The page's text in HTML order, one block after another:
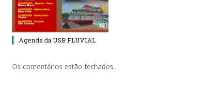
Agenda da USB FLUVIAL
Os comentários estão fechados.